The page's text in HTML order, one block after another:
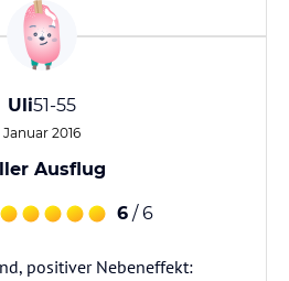
Uli51-55
Januar 2016
Ausflug
6 / 6
positiver Nebeneffekt: